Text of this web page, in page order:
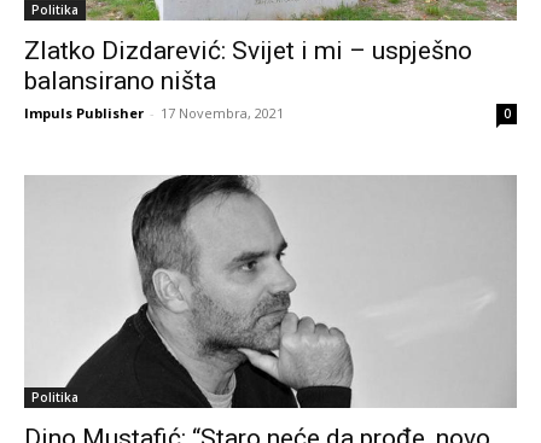
Politika
Zlatko Dizdarević: Svijet i mi – uspješno
balansirano ništa
Impuls Publisher - 17 Novembra, 2021 0
Politika